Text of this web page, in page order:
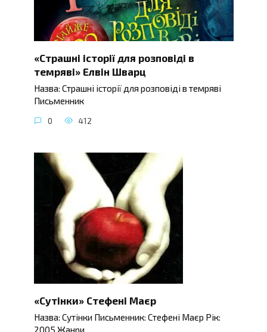
«Страшні історії для розповіді в
темряві» Елвін Шварц
Назва: Страшні історії для розповіді в темряві
Письменник
0 412
«Сутінки» Стефені Маєр
Назва: Сутінки Письменник: Стефені Маєр Рік: